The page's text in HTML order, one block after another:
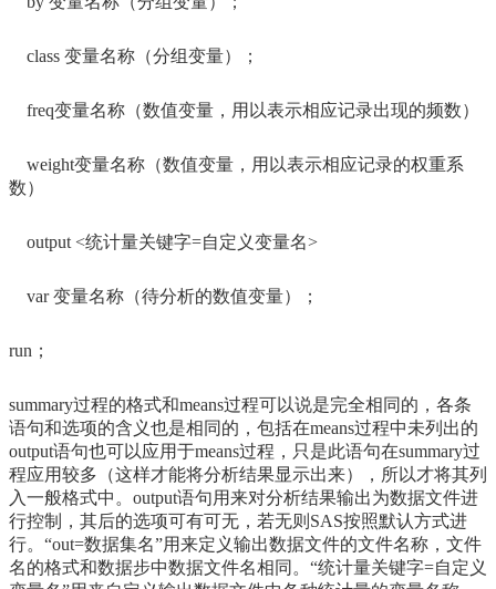
class 变量名称（分组变量）；
freq变量名称（数值变量，用以表示相应记录出现的频数）
weight变量名称（数值变量，用以表示相应记录的权重系
数）
output <统计量关键字=自定义变量名>
var 变量名称（待分析的数值变量）；
run；
summary过程的格式和means过程可以说是完全相同的，各条
语句和选项的含义也是相同的，包括在means过程中未列出的
output语句也可以应用于means过程，只是此语句在summary过
程应用较多（这样才能将分析结果显示出来），所以才将其列
入一般格式中。output语句用来对分析结果输出为数据文件进
行控制，其后的选项可有可无，若无则SAS按照默认方式进
行。“out=数据集名”用来定义输出数据文件的文件名称，文件
名的格式和数据步中数据文件名相同。“统计量关键字=自定义